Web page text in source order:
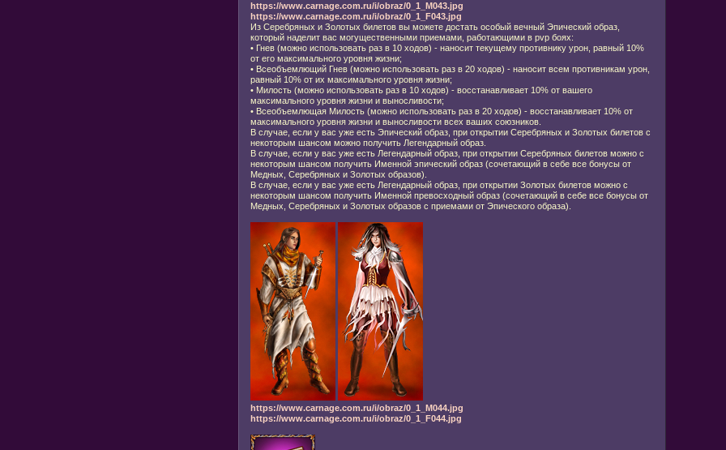
https://www.carnage.com.ru/i/obraz/0_1_M043.jpg
https://www.carnage.com.ru/i/obraz/0_1_F043.jpg
Из Серебряных и Золотых билетов вы можете достать особый вечный Эпический образ,
который наделит вас могущественными приемами, работающими в pvp боях:
• Гнев (можно использовать раз в 10 ходов) - наносит текущему противнику урон, равный 10%
от его максимального уровня жизни;
• Всеобъемлющий Гнев (можно использовать раз в 20 ходов) - наносит всем противникам урон,
равный 10% от их максимального уровня жизни;
• Милость (можно использовать раз в 10 ходов) - восстанавливает 10% от вашего
максимального уровня жизни и выносливости;
• Всеобъемлющая Милость (можно использовать раз в 20 ходов) - восстанавливает 10% от
максимального уровня жизни и выносливости всех ваших союзников.
В случае, если у вас уже есть Эпический образ, при открытии Серебряных и Золотых билетов с
некоторым шансом можно получить Легендарный образ.
В случае, если у вас уже есть Легендарный образ, при открытии Серебряных билетов можно с
некоторым шансом получить Именной эпический образ (сочетающий в себе все бонусы от
Медных, Серебряных и Золотых образов).
В случае, если у вас уже есть Легендарный образ, при открытии Золотых билетов можно с
некоторым шансом получить Именной превосходный образ (сочетающий в себе все бонусы от
Медных, Серебряных и Золотых образов с приемами от Эпического образа).
https://www.carnage.com.ru/i/obraz/0_1_M044.jpg
https://www.carnage.com.ru/i/obraz/0_1_F044.jpg